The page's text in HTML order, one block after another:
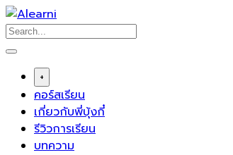
Skip
to
content
+
คอร์สเรียน
เกี่ยวกับพี่บุ้งกี๋
รีวิวการเรียน
บทความ